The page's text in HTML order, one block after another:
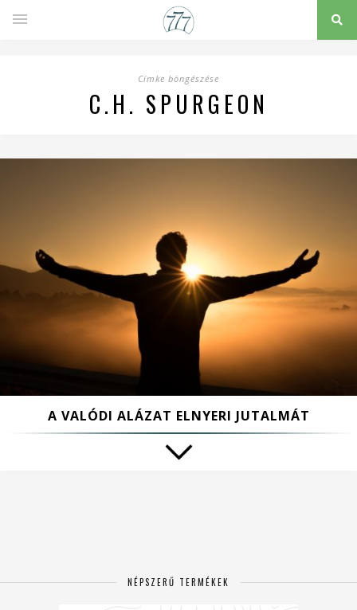
Címke böngészése
C.H. SPURGEON
A VALÓDI ALÁZAT ELNYERI JUTALMÁT
NÉPSZERŰ TERMÉKEK